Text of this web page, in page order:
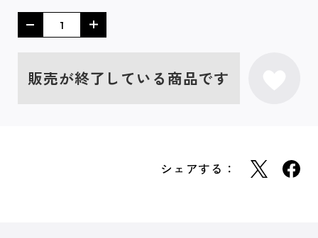
販売が終了している商品です
シェアする：